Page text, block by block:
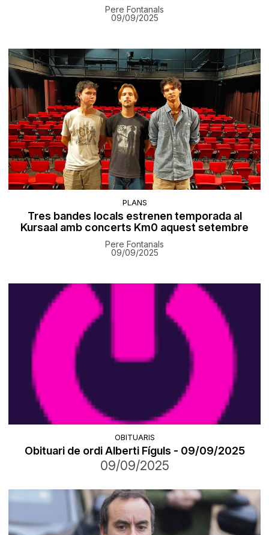
Pere Fontanals
09/09/2025
PLANS
Tres bandes locals estrenen temporada al
Kursaal amb concerts Km0 aquest setembre
Pere Fontanals
09/09/2025
OBITUARIS
Obituari de ordi Alberti Fíguls - 09/09/2025
09/09/2025